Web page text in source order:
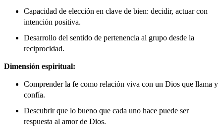
Capacidad de elección en clave de bien: decidir, actuar con
intención positiva.
Desarrollo del sentido de pertenencia al grupo desde la
reciprocidad.
Dimensión espiritual:
Comprender la fe como relación viva con un Dios que llama y
confía.
Descubrir que lo bueno que cada uno hace puede ser
respuesta al amor de Dios.